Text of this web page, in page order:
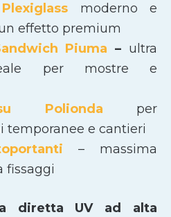
moderno e
effetto premium
Piuma – ultra
per mostre e
Polionda per
temporanee e cantieri
– massima
fissaggi
diretta UV ad alta